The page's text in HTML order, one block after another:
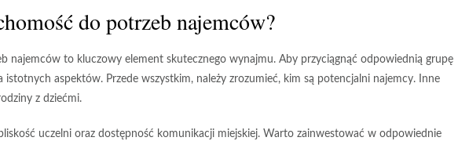
do potrzeb najemców?
najemców to kluczowy element skutecznego wynajmu. Aby przyciągnąć odpowiednią grupę
aspektów. Przede wszystkim, należy zrozumieć, kim są potencjalni najemcy. Inne
z dziećmi.
uczelni oraz dostępność komunikacji miejskiej. Warto zainwestować w odpowiednie